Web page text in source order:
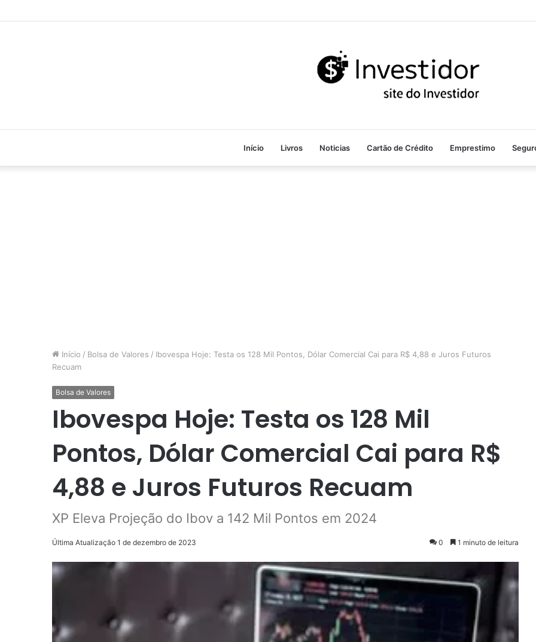
Início Livros Noticias Cartão de Crédito Emprestimo
Início / Bolsa de Valores / Ibovespa Hoje: Testa os 128 Mil Pontos, Dólar Comercial Cai para R$ 4,88 e Juros Futuros
Recuam
Bolsa de Valores
Ibovespa Hoje: Testa os 128 Mil
Pontos, Dólar Comercial Cai para R$
4,88 e Juros Futuros Recuam
XP Eleva Projeção do Ibov a 142 Mil Pontos em 2024
Última Atualização 1 de dezembro de 2023 0 1 minuto de leitura